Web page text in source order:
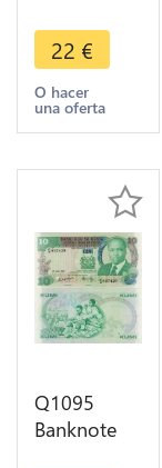
Shillings
Mzee Jomo
Kenyatta
1972 AU+ -
Offer
22 €
O hacer
una oferta
Q1095
Banknote